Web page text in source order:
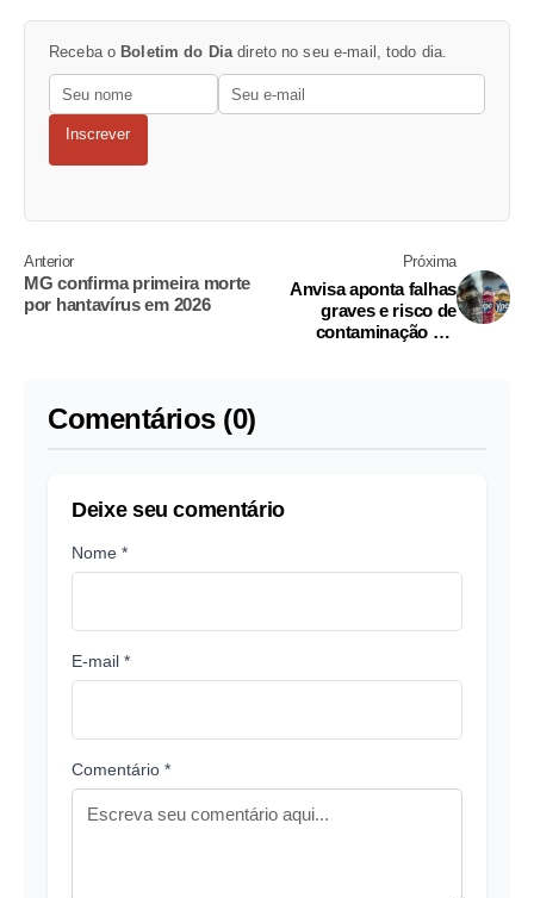
Receba o Boletim do Dia direto no seu e-mail, todo dia.
Inscrever
Anterior
MG confirma primeira morte
por hantavírus em 2026
Próxima
Anvisa aponta falhas
graves e risco de
contaminação em
Comentários (0)
Deixe seu comentário
Nome *
E-mail *
Comentário *